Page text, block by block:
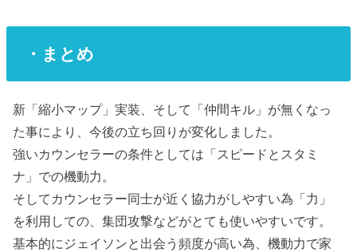
・まとめ
新「縮小マップ」実装、そして「仲間キル」が無くなっ
た事により、今後の立ち回りが変化しました。
強いカウンセラーの条件としては「スピードとスタミ
ナ」での機動力。
そしてカウンセラー同士が近く協力がしやすい為「力」
を利用しての、集団攻撃などがとても使いやすいです。
基本的にジェイソンと出会う頻度が高い為、機動力で家